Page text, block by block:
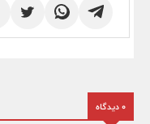
0 دیدگاه